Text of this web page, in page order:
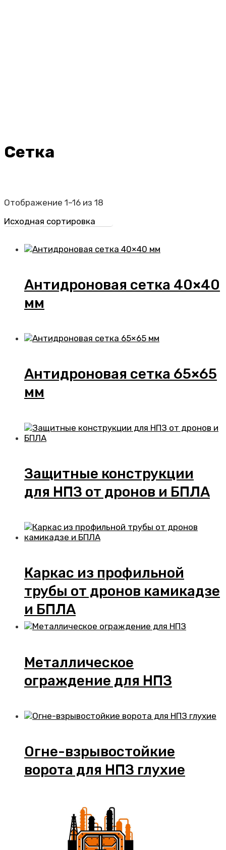
Сетка
Отображение 1–16 из 18
Антидроновая сетка 40×40
мм
Антидроновая сетка 65×65
мм
Защитные конструкции
для НПЗ от дронов и БПЛА
Каркас из профильной
трубы от дронов камикадзе
и БПЛА
Металлическое
ограждение для НПЗ
Огне-взрывостойкие
ворота для НПЗ глухие